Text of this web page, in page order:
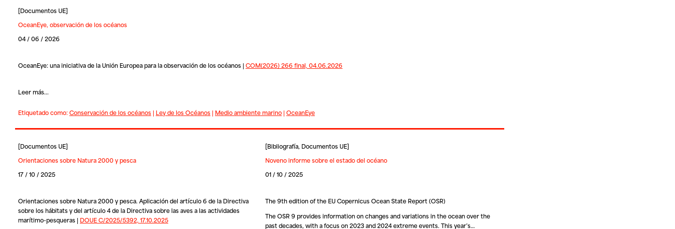
[Documentos UE]
OceanEye, observación de los océanos
04 / 06 / 2026
OceanEye: una iniciativa de la Unión Europea para la observación de los océanos | COM(2026) 266 final, 04.06.2026
Leer más...
Etiquetado como:Conservación de los océanos| Ley de los Océanos| Medio ambiente marino| OceanEye
[Documentos UE]
Orientaciones sobre Natura 2000 y pesca
17 / 10 / 2025
Orientaciones sobre Natura 2000 y pesca. Aplicación del artículo 6 de la Directiva
sobre los hábitats y del artículo 4 de la Directiva sobre las aves a las actividades
marítimo-pesqueras | DOUE C/2025/5392, 17.10.2025
[Bibliografía, Documentos UE]
Noveno informe sobre el estado del océano
01 / 10 / 2025
The 9th edition of the EU Copernicus Ocean State Report (OSR)
The OSR 9 provides information on changes and variations in the ocean over the
past decades, with a focus on 2023 and 2024 extreme events. This year’s…